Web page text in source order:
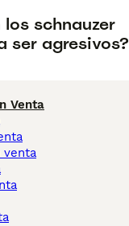
los schnauzer
ser agresivos?
Venta
venta